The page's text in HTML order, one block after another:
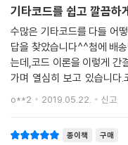
기타코드를 쉽고 깔끔
수많은 기타코드를 다들 어
답을 찾았습니다^^첨에 배
는데,코드 이론을 이렇게 간
가며 열심히 보고 있습니다.
로 뮤지션들이 수많은 코드
o**2 2019.05.22. 신고
종이책 구매